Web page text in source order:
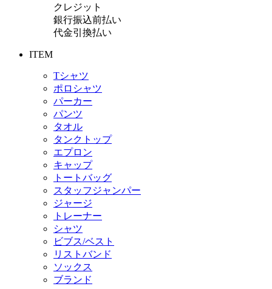
クレジット
銀行振込前払い
代金引換払い
ITEM
Tシャツ
ポロシャツ
パーカー
パンツ
タオル
タンクトップ
エプロン
キャップ
トートバッグ
スタッフジャンパー
ジャージ
トレーナー
シャツ
ビブス/ベスト
リストバンド
ソックス
ブランド